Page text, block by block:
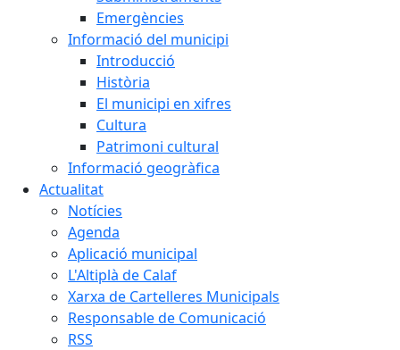
Emergències
Informació del municipi
Introducció
Història
El municipi en xifres
Cultura
Patrimoni cultural
Informació geogràfica
Actualitat
Notícies
Agenda
Aplicació municipal
L'Altiplà de Calaf
Xarxa de Cartelleres Municipals
Responsable de Comunicació
RSS